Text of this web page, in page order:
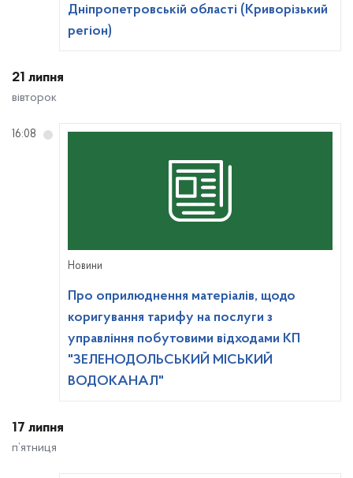
Дніпропетровській області (Криворізький
регіон)
21 липня
вівторок
Новини
Про оприлюднення матеріалів, щодо
коригування тарифу на послуги з
управління побутовими відходами КП
"ЗЕЛЕНОДОЛЬСЬКИЙ МІСЬКИЙ
ВОДОКАНАЛ"
16:08
17 липня
п’ятниця